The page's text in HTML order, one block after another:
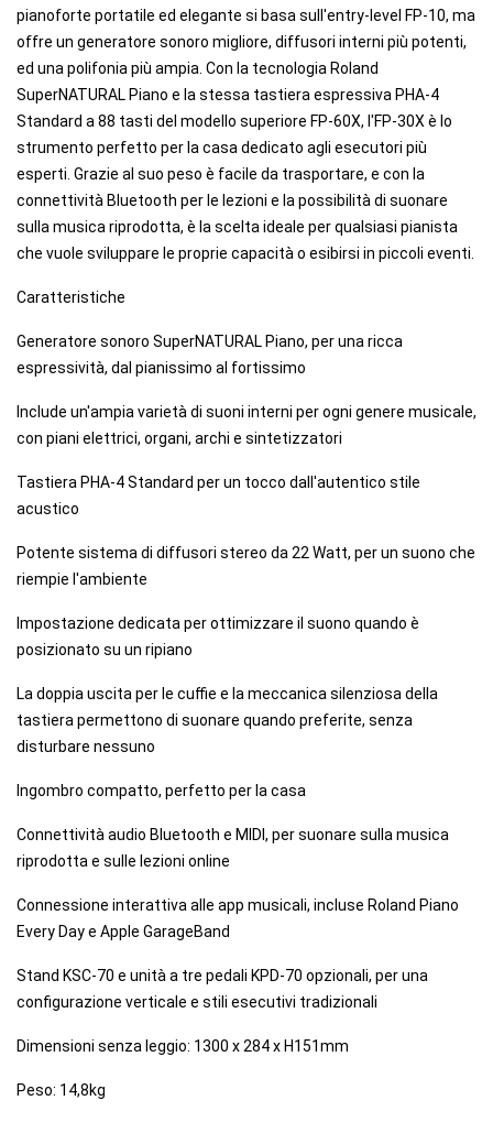
pianoforte portatile ed elegante si basa sull'entry-level FP-10, ma
offre un generatore sonoro migliore, diffusori interni più potenti,
ed una polifonia più ampia. Con la tecnologia Roland
SuperNATURAL Piano e la stessa tastiera espressiva PHA-4
Standard a 88 tasti del modello superiore FP-60X, l'FP-30X è lo
strumento perfetto per la casa dedicato agli esecutori più
esperti. Grazie al suo peso è facile da trasportare, e con la
connettività Bluetooth per le lezioni e la possibilità di suonare
sulla musica riprodotta, è la scelta ideale per qualsiasi pianista
che vuole sviluppare le proprie capacità o esibirsi in piccoli eventi.
Caratteristiche
Generatore sonoro SuperNATURAL Piano, per una ricca
espressività, dal pianissimo al fortissimo
Include un'ampia varietà di suoni interni per ogni genere musicale,
con piani elettrici, organi, archi e sintetizzatori
Tastiera PHA-4 Standard per un tocco dall'autentico stile
acustico
Potente sistema di diffusori stereo da 22 Watt, per un suono che
riempie l'ambiente
Impostazione dedicata per ottimizzare il suono quando è
posizionato su un ripiano
La doppia uscita per le cuffie e la meccanica silenziosa della
tastiera permettono di suonare quando preferite, senza
disturbare nessuno
Ingombro compatto, perfetto per la casa
Connettività audio Bluetooth e MIDI, per suonare sulla musica
riprodotta e sulle lezioni online
Connessione interattiva alle app musicali, incluse Roland Piano
Every Day e Apple GarageBand
Stand KSC-70 e unità a tre pedali KPD-70 opzionali, per una
configurazione verticale e stili esecutivi tradizionali
Dimensioni senza leggio: 1300 x 284 x H151mm
Peso: 14,8kg